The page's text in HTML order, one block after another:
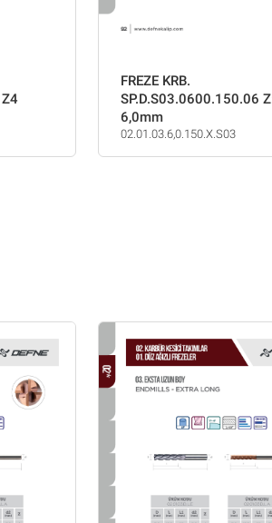
FREZE KRB.
SP.D.S03.0600.150.06
6,0mm
02.01.03.6,0.150.X.S03